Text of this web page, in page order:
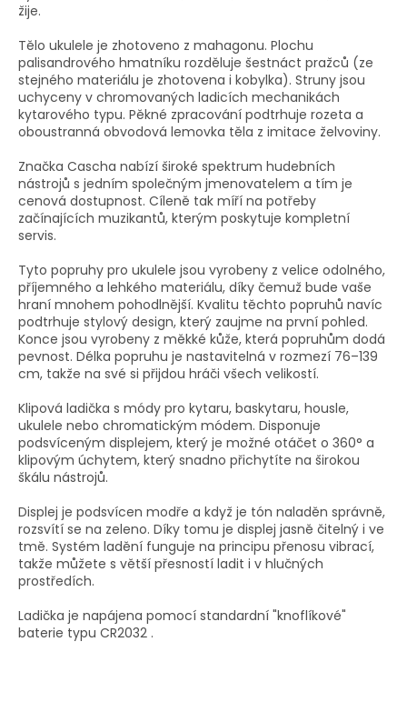
žije.
Tělo ukulele je zhotoveno z mahagonu. Plochu
palisandrového hmatníku rozděluje šestnáct pražců (ze
stejného materiálu je zhotovena i kobylka). Struny jsou
uchyceny v chromovaných ladicích mechanikách
kytarového typu. Pěkné zpracování podtrhuje rozeta a
oboustranná obvodová lemovka těla z imitace želvoviny.
Značka Cascha nabízí široké spektrum hudebních
nástrojů s jedním společným jmenovatelem a tím je
cenová dostupnost. Cíleně tak míří na potřeby
začínajících muzikantů, kterým poskytuje kompletní
servis.
Tyto popruhy pro ukulele jsou vyrobeny z velice odolného,
příjemného a lehkého materiálu, díky čemuž bude vaše
hraní mnohem pohodlnější. Kvalitu těchto popruhů navíc
podtrhuje stylový design, který zaujme na první pohled.
Konce jsou vyrobeny z měkké kůže, která popruhům dodá
pevnost. Délka popruhu je nastavitelná v rozmezí 76–139
cm, takže na své si přijdou hráči všech velikostí.
Klipová ladička s módy pro kytaru, baskytaru, housle,
ukulele nebo chromatickým módem. Disponuje
podsvíceným displejem, který je možné otáčet o 360° a
klipovým úchytem, který snadno přichytíte na širokou
škálu nástrojů.
Displej je podsvícen modře a když je tón naladěn správně,
rozsvítí se na zeleno. Díky tomu je displej jasně čitelný i ve
tmě. Systém ladění funguje na principu přenosu vibrací,
takže můžete s větší přesností ladit i v hlučných
prostředích.
Ladička je napájena pomocí standardní "knoflíkové"
baterie typu CR2032 .